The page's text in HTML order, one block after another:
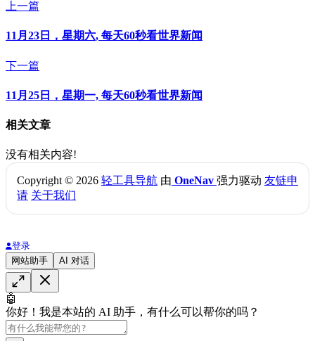
上一篇
11月23日，星期六, 每天60秒看世界新闻
下一篇
11月25日，星期一, 每天60秒看世界新闻
相关文章
没有相关内容!
Copyright © 2026 轻工具导航 由 OneNav 强力驱动 友链申
请 关于我们
登录
网站助手
AI 对话
🤖
你好！我是本站的 AI 助手，有什么可以帮你的吗？